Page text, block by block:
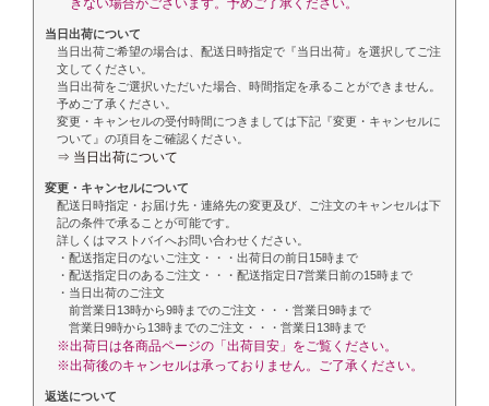
きない場合がございます。予めご了承ください。
当日出荷について
当日出荷ご希望の場合は、配送日時指定で『当日出荷』を選択してご注
文してください。
当日出荷をご選択いただいた場合、時間指定を承ることができません。
予めご了承ください。
変更・キャンセルの受付時間につきましては下記『変更・キャンセルに
ついて』の項目をご確認ください。
⇒ 当日出荷について
変更・キャンセルについて
配送日時指定・お届け先・連絡先の変更及び、ご注文のキャンセルは下
記の条件で承ることが可能です。
詳しくはマストバイへお問い合わせください。
・配送指定日のないご注文・・・出荷日の前日15時まで
・配送指定日のあるご注文・・・配送指定日7営業日前の15時まで
・当日出荷のご注文
前営業日13時から9時までのご注文・・・営業日9時まで
営業日9時から13時までのご注文・・・営業日13時まで
※出荷日は各商品ページの「出荷目安」をご覧ください。
※出荷後のキャンセルは承っておりません。ご了承ください。
返送について